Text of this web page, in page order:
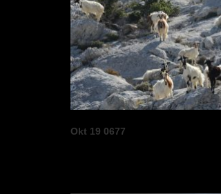
Okt 19 0677